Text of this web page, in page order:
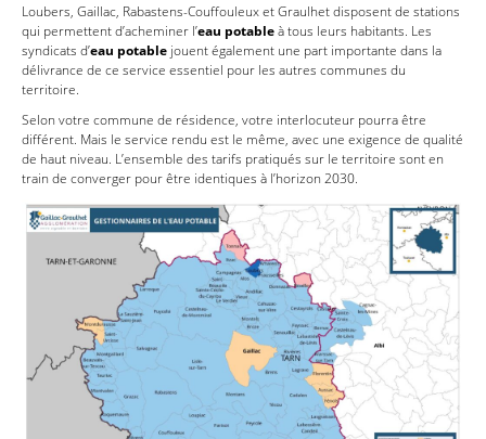
Loubers, Gaillac, Rabastens-Couffouleux et Graulhet disposent de stations
qui permettent d’acheminer l’eau potableà tous leurs habitants. Les
syndicats d’eau potable jouent également une part importante dans la
délivrance de ce service essentiel pour les autres communes du
territoire.
Selon votre commune de résidence, votre interlocuteur pourra être
différent. Mais le service rendu est le même, avec une exigence de qualité
de haut niveau. L’ensemble des tarifs pratiqués sur le territoire sont en
train de converger pour être identiques à l’horizon 2030.